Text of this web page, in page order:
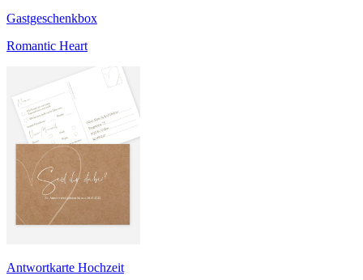
Gastgeschenkbox
Romantic Heart
Antwortkarte Hochzeit